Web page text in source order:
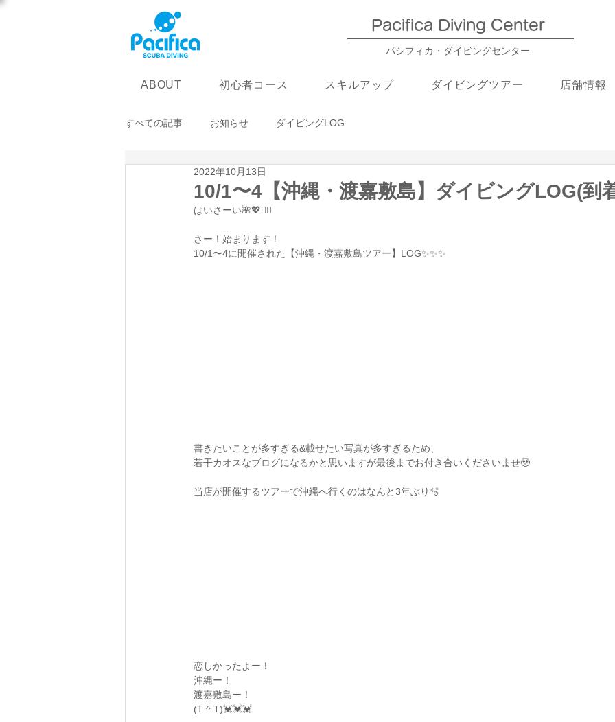
Pacifica Diving Center​
パシフィカ・ダイビングセンター
ABOUT 初心者コース スキルアップ ダイビングツアー 店舗情報
すべての記事 お知らせ ダイビングLOG
10/1〜4【沖縄・渡嘉敷島】ダイビングLOG(到
2022年10月13日
はいさーい🌺💖✌🏾
さー！始まります！
10/1〜4に開催された【沖縄・渡嘉敷島ツアー】LOG✨✨✨
書きたいことが多すぎる&載せたい写真が多すぎるため、
若干カオスなブログになるかと思いますが最後までお付き合いくださいませ🥹
当店が開催するツアーで沖縄へ行くのはなんと3年ぶり🫧
恋しかったよー！
沖縄ー！
渡嘉敷島ー！
(T ^ T)💓💓💓